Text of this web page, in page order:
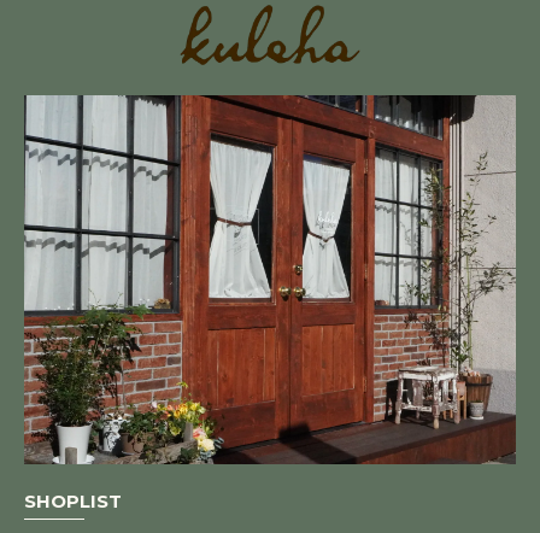
SHOPLIST